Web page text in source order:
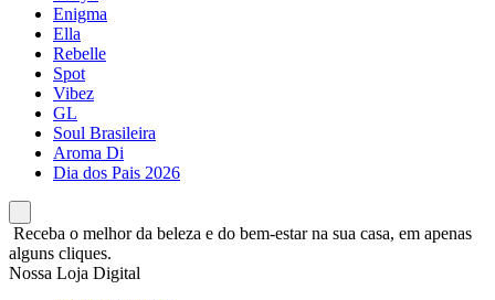
Enigma
Ella
Rebelle
Spot
Vibez
GL
Soul Brasileira
Aroma Di
Dia dos Pais 2026
Receba o melhor da beleza e do bem-estar na sua casa, em apenas
alguns cliques.
Nossa Loja Digital